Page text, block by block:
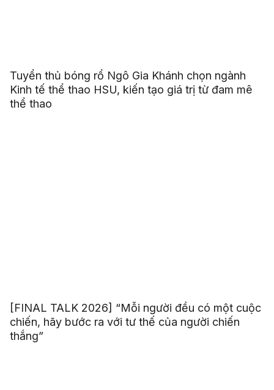
Tuyển thủ bóng rổ Ngô Gia Khánh chọn ngành
Kinh tế thể thao HSU, kiến tạo giá trị từ đam mê
thể thao
[FINAL TALK 2026] “Mỗi người đều có một cuộc
chiến, hãy bước ra với tư thế của người chiến
thắng”